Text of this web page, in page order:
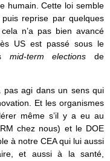
humain. Cette loi semble
reprise par quelques
n’a pas bien avancé
US est passé sous le
mid-term electionsde
pas agi dans un sens qui
Et les organismes
même s’il y a eu au
chez nous) et le DOE
à notre CEA qui lui aussi
et aussi à la santé,